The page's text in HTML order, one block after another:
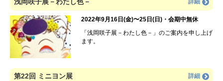
浅岡咲子展－わたし色－ 詳細
2022年9月16日(金)〜25日(日)・会期中無休
「浅岡咲子展－わたし色－」のご案内を申し上げ
ます。
第22回 ミニヨン展 詳細